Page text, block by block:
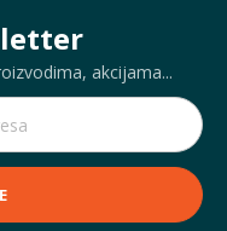
akcijama...